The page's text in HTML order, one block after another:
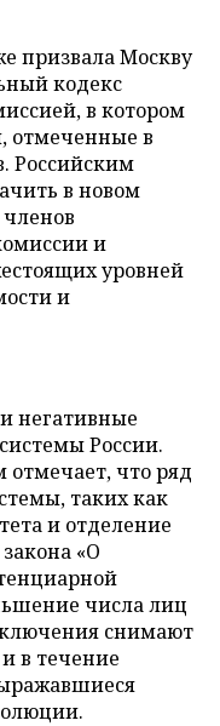
призвала Москву
кодекс
в котором
отмеченные в
Российским
в новом
и
уровней
и
негативные
России.
отмечает, что ряд
таких как
и отделение
«О
числа лиц
снимают
в течение